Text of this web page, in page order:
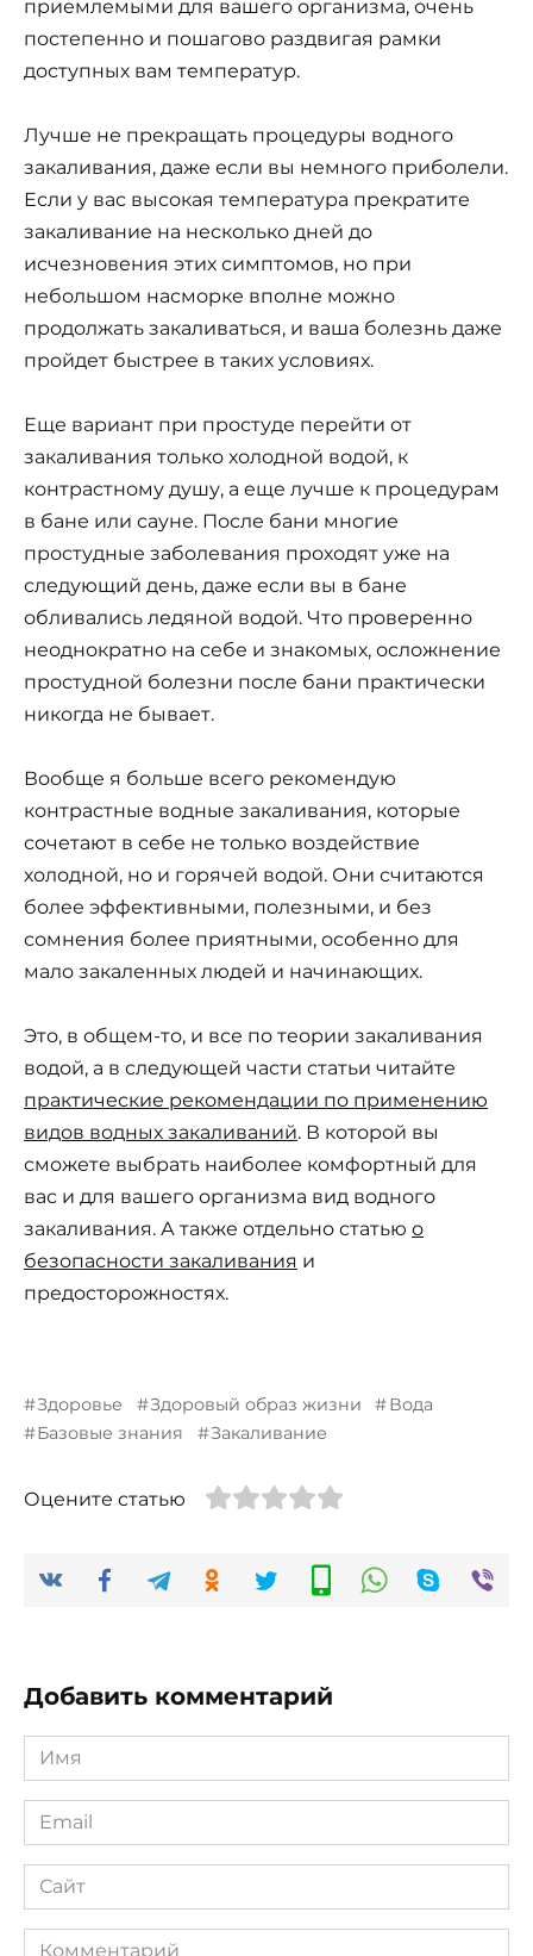
приемлемыми для вашего организма, очень
постепенно и пошагово раздвигая рамки
доступных вам температур.
Лучше не прекращать процедуры водного
закаливания, даже если вы немного приболели.
Если у вас высокая температура прекратите
закаливание на несколько дней до
исчезновения этих симптомов, но при
небольшом насморке вполне можно
продолжать закаливаться, и ваша болезнь даже
пройдет быстрее в таких условиях.
Еще вариант при простуде перейти от
закаливания только холодной водой, к
контрастному душу, а еще лучше к процедурам
в бане или сауне. После бани многие
простудные заболевания проходят уже на
следующий день, даже если вы в бане
обливались ледяной водой. Что проверенно
неоднократно на себе и знакомых, осложнение
простудной болезни после бани практически
никогда не бывает.
Вообще я больше всего рекомендую
контрастные водные закаливания, которые
сочетают в себе не только воздействие
холодной, но и горячей водой. Они считаются
более эффективными, полезными, и без
сомнения более приятными, особенно для
мало закаленных людей и начинающих.
Это, в общем-то, и все по теории закаливания
водой, а в следующей части статьи читайте
практические рекомендации по применению
видов водных закаливаний. В которой вы
сможете выбрать наиболее комфортный для
вас и для вашего организма вид водного
закаливания. А также отдельно статью о
безопасности закаливания и
предосторожностях.
Здоровье Здоровый образ жизни
Вода
Базовые знания
Закаливание
Оцените статью
Добавить комментарий
Имя
*
Email
*
Сайт
Комментарий